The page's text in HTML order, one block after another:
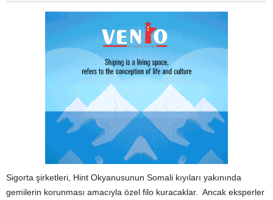
Sigorta şirketleri, Hint Okyanusunun Somali kıyıları yakınında
gemilerin korunması amacıyla özel filo kuracaklar. Ancak eksperler